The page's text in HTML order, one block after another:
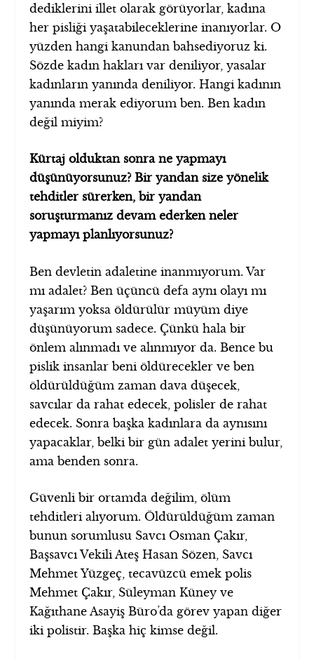
dediklerini illet olarak görüyorlar, kadına
her pisliği yaşatabileceklerine inanıyorlar. O
yüzden hangi kanundan bahsediyoruz ki.
Sözde kadın hakları var deniliyor, yasalar
kadınların yanında deniliyor. Hangi kadının
yanında merak ediyorum ben. Ben kadın
değil miyim?
Kürtaj olduktan sonra ne yapmayı
düşünüyorsunuz? Bir yandan size yönelik
tehditler sürerken, bir yandan
soruşturmanız devam ederken neler
yapmayı planlıyorsunuz?
Ben devletin adaletine inanmıyorum. Var
mı adalet? Ben üçüncü defa aynı olayı mı
yaşarım yoksa öldürülür müyüm diye
düşünüyorum sadece. Çünkü hala bir
önlem alınmadı ve alınmıyor da. Bence bu
pislik insanlar beni öldürecekler ve ben
öldürüldüğüm zaman dava düşecek,
savcılar da rahat edecek, polisler de rahat
edecek. Sonra başka kadınlara da aynısını
yapacaklar, belki bir gün adalet yerini bulur,
ama benden sonra.
Güvenli bir ortamda değilim, ölüm
tehditleri alıyorum. Öldürüldüğüm zaman
bunun sorumlusu Savcı Osman Çakır,
Başsavcı Vekili Ateş Hasan Sözen, Savcı
Mehmet Yüzgeç, tecavüzcü emek polis
Mehmet Çakır, Süleyman Küney ve
Kağıthane Asayiş Büro’da görev yapan diğer
iki polistir. Başka hiç kimse değil.